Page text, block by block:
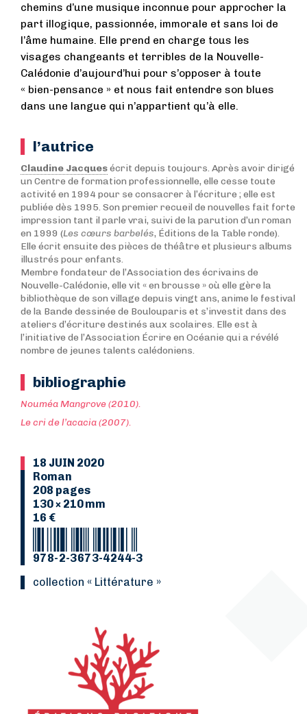
chemins d’une musique inconnue pour approcher la
part illogique, passionnée, immorale et sans loi de
l’âme humaine. Elle prend en charge tous les
visages changeants et terribles de la Nouvelle-
Calédonie d’aujourd’hui pour s’opposer à toute
« bien-pensance » et nous fait entendre son blues
dans une langue qui n’appartient qu’à elle.
l’autrice
Claudine Jacquesécrit depuis toujours. Après avoir dirigé
un Centre de formation professionnelle, elle cesse toute
activité en 1994 pour se consacrer à l’écriture ; elle est
publiée dès 1995. Son premier recueil de nouvelles fait forte
impression tant il parle vrai, suivi de la parution d’un roman
en 1999 (Les cœurs barbelés, Éditions de la Table ronde).
Elle écrit ensuite des pièces de théâtre et plusieurs albums
illustrés pour enfants.
Membre fondateur de l’Association des écrivains de
Nouvelle-Calédonie, elle vit « en brousse » où elle gère la
bibliothèque de son village depuis vingt ans, anime le festival
de la Bande dessinée de Boulouparis et s’investit dans des
ateliers d’écriture destinés aux scolaires. Elle est à
l’initiative de l’Association Écrire en Océanie qui a révélé
nombre de jeunes talents calédoniens.
bibliographie
Nouméa Mangrove (2010).
Le cri de l’acacia (2007).
18 JUIN 2020
Roman
208 pages
130 × 210 mm
16 €
978-2-3673-4244-3
Collection « Littérature »